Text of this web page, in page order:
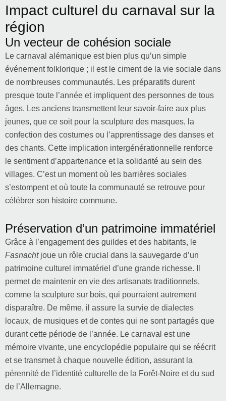
Impact culturel du carnaval sur la
région
Un vecteur de cohésion sociale
Le carnaval alémanique est bien plus qu’un simple
événement folklorique ; il est le ciment de la vie sociale dans
de nombreuses communautés. Les préparatifs durent
presque toute l’année et impliquent des personnes de tous
âges. Les anciens transmettent leur savoir-faire aux plus
jeunes, que ce soit pour la sculpture des masques, la
confection des costumes ou l’apprentissage des danses et
des chants. Cette implication intergénérationnelle renforce
le sentiment d’appartenance et la solidarité au sein des
villages. C’est un moment où les barrières sociales
s’estompent et où toute la communauté se retrouve pour
célébrer son histoire commune.
Préservation d’un patrimoine immatériel
Grâce à l’engagement des guildes et des habitants, le
Fasnachtjoue un rôle crucial dans la sauvegarde d’un
patrimoine culturel immatériel d’une grande richesse. Il
permet de maintenir en vie des artisanats traditionnels,
comme la sculpture sur bois, qui pourraient autrement
disparaître. De même, il assure la survie de dialectes
locaux, de musiques et de contes qui ne sont partagés que
durant cette période de l’année. Le carnaval est une
mémoire vivante, une encyclopédie populaire qui se réécrit
et se transmet à chaque nouvelle édition, assurant la
pérennité de l’identité culturelle de la Forêt-Noire et du sud
de l’Allemagne.